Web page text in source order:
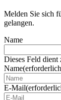
Melden Sie sich
gelangen.
Name
Dieses Feld
Name
E-Mail